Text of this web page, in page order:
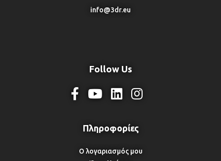
info@3dr.eu
Follow Us
Ο λογαριασμός μου